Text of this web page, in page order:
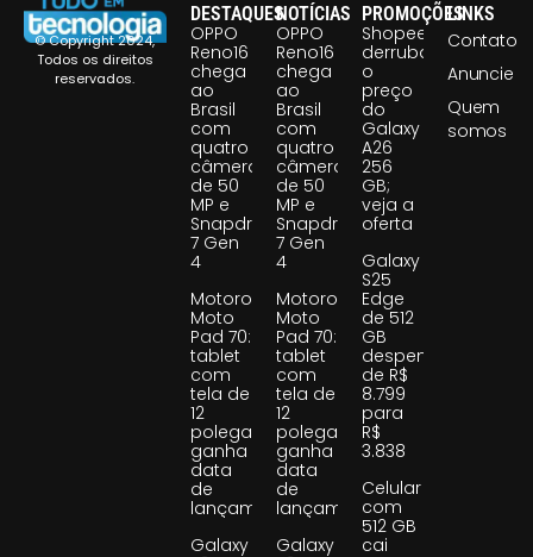
© Copyright 2024,
Todos os direitos
reservados.
DESTAQUES
OPPO
Reno16
chega
ao
Brasil
com
quatro
câmeras
de 50
MP e
Snapdragon
7 Gen
4
Motorola
Moto
Pad 70:
tablet
com
tela de
12
polegadas
ganha
data
de
lançamento
Galaxy
NOTÍCIAS
OPPO
Reno16
chega
ao
Brasil
com
quatro
câmeras
de 50
MP e
Snapdragon
7 Gen
4
Motorola
Moto
Pad 70:
tablet
com
tela de
12
polegadas
ganha
data
de
lançamento
Galaxy
PROMOÇÕES
Shopee
derruba
o
preço
do
Galaxy
A26
256
GB;
veja a
oferta
Galaxy
S25
Edge
de 512
GB
despenca
de R$
8.799
para
R$
3.838
Celular
com
512 GB
cai
LINKS
Contato
Anuncie
Quem
somos